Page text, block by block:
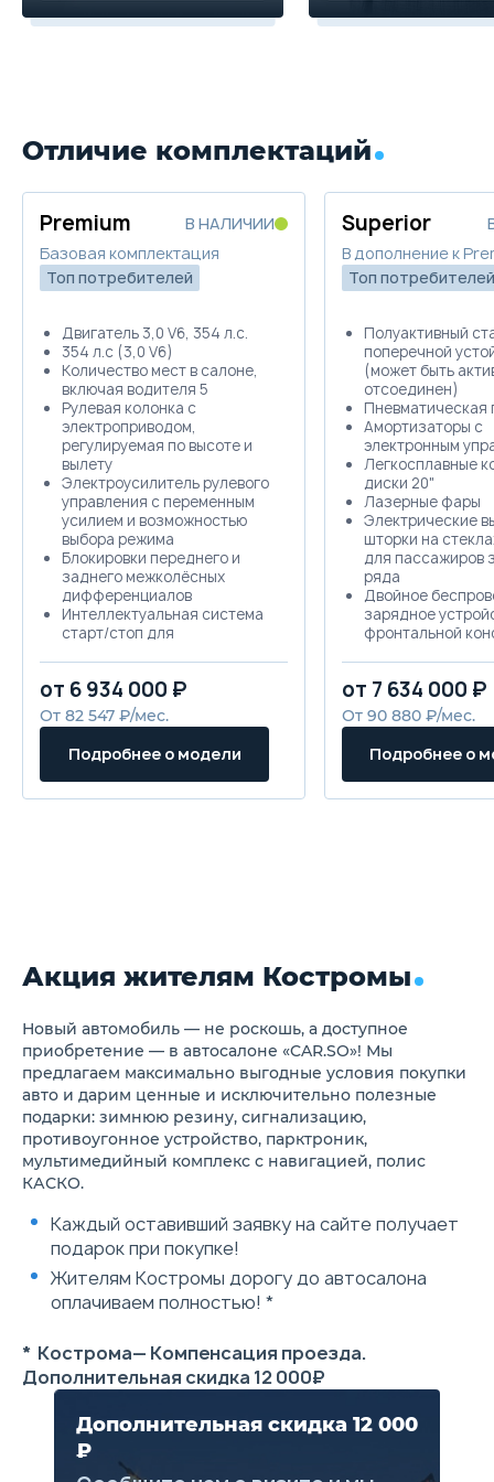
Отличие комплектаций
Premium
В НАЛИЧИИ
Базовая комплектация
Топ потребителей
Двигатель 3,0 V6, 354 л.с.
354 л.с (3,0 V6)
Количество мест в салоне,
включая водителя 5
Рулевая колонка с
электроприводом,
регулируемая по высоте и
вылету
Электроусилитель рулевого
управления с переменным
усилием и возможностью
выбора режима
Блокировки переднего и
заднего межколёсных
дифференциалов
Интеллектуальная система
старт/стоп для
Система помощи при спуске
и при трогании на подъеме
Система выбора режимов
движения с режимом
«Эксперт»
Функция поддержания
малой скорости на
Подготовка под установку
ТСУ
электроприводом
Легкосплавные колёсные
диски 20"
Мультифункциональное
рулевое колесо с функцией
подогрева
Подрулевые лепестки
переключения передач
Цифровая приборная панель
12,3''
Функция проекции данных на
лобовое стекло
Контурная динамическая
подсветка интерьера
Отделка элементов
интерьера алькантарой
Коричнево-черный,
коричневый, красный
варианты интерьера
Подогрев сидений
переднего и заднего ряда
Сиденье водителя с
электрорегулировкой в 8
от 6 934 000 ₽
От 82 547 ₽/мес.
Подробнее о модели
Superior
В дополнение к
Топ потребителей
Полуактивный
поперечной
(может быть
отсоединен)
Пневматическая
Амортизаторы с
электронным
Легкосплавные
диски 20"
Лазерные фары
Электрические
шторки на
для пассажиров
ряда
Двойное
зарядное
фронтальной
Фары с
корректором
функцией
Люк
от 7 634 000 ₽
От 90 880 ₽/мес.
Подробнее о
Дополнительная скидка 12 000
₽
Акция жителям Костромы
Новый автомобиль — не роскошь, а доступное
приобретение — в автосалоне «CAR.SO»! Мы
предлагаем максимально выгодные условия покупки
авто и дарим ценные и исключительно полезные
подарки: зимнюю резину, сигнализацию,
противоугонное устройство, парктроник,
мультимедийный комплекс с навигацией, полис
КАСКО.
Каждый оставивший заявку на сайте получает
подарок при покупке!
Жителям Костромы дорогу до автосалона
оплачиваем полностью! *
* Кострома— Компенсация проезда.
Дополнительная скидка 12 000₽